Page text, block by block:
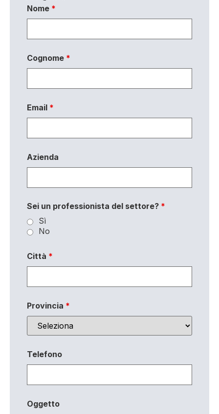
Nome *
Cognome *
Email *
Azienda
Sei un professionista del settore? *
Sì
No
Città *
Provincia *
Telefono
Oggetto